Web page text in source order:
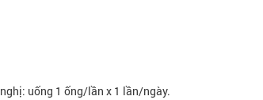
uống 1 ống/lần x 1 lần/ngày.